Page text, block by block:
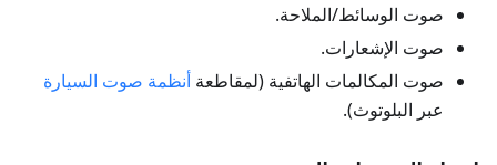
صوت الوسائط/الملاحة.
صوت الإشعارات.
صوت المكالمات الهاتفية (لمقاطعة أنظمة صوت السيارة
عبر البلوتوث).